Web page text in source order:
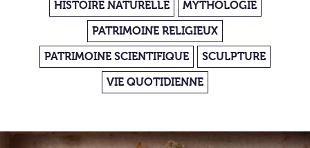
HISTOIRE NATURELLE MYTHOLOGIE
PATRIMOINE RELIGIEUX
PATRIMOINE SCIENTIFIQUE SCULPTURE
VIE QUOTIDIENNE